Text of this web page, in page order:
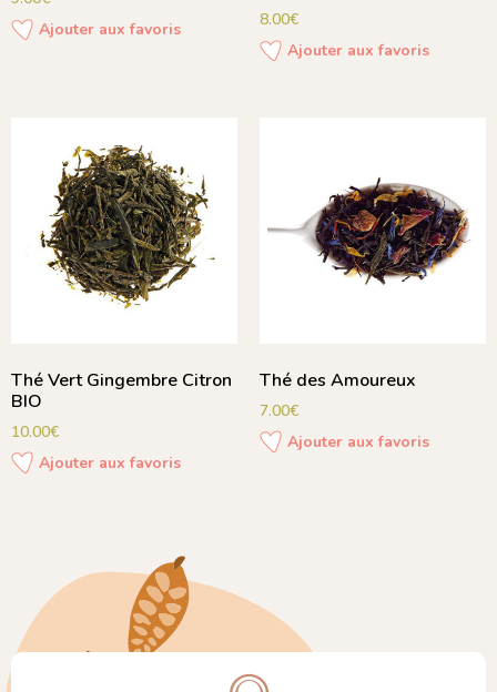
Ajouter aux favoris
8.00€
Ajouter aux favoris
Thé Vert Gingembre Citron
BIO
10.00€
Ajouter aux favoris
Thé des Amoureux
7.00€
Ajouter aux favoris